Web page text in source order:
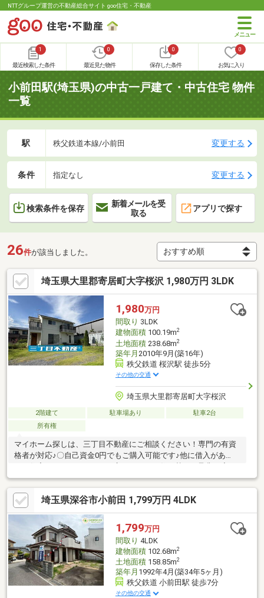
NTTグループ運営の不動産総合サイト goo住宅・不動産
1
最近検索した条件
0
最近見た物件
0
保存した条件
0
お気に入り
小前田駅(埼玉県)の中古一戸建て・中古住宅 物件
一覧
駅 秩父鉄道本線/小前田 変更する
条件 指定なし 変更する
検索条件を保存
新着メールを受
取る
アプリで探す
26件が該当しました。
埼玉県大里郡寄居町大字桜沢 1,980万円 3LDK
1,980万円
間取り 3LDK
建物面積100.19m2
土地面積238.68m2
築年月 2010年9月(築16年)
秩父鉄道 桜沢駅 徒歩5分
その他の交通
埼玉県大里郡寄居町大字桜沢
2階建て 駐車場あり
駐車2台
所有権
マイホーム探しは、三丁目不動産にご相談ください！専門の有資
格者が対応♪〇自己資金0円でもご購入可能です♪他に借入があ
相談下さい！お悩みやご相談お伺いします！〇一回で市場の全て
の物件をご紹介可能です♪未公開物件アリ！一回の電話で市場の全
ての見学可能です！〇三丁目不動産の強み！オンライン内見、IT
重説対応！LINE・メールにて24時間、365日対応可能！地域の多
くの金融機関との取引実績有。弁護士、その他士業と連携し専門
的なご相談も可能です。(株)三丁目不動産【048-578-4822】深谷
市小前田408-3
埼玉県深谷市小前田 1,799万円 4LDK
1,799万円
間取り 4LDK
建物面積102.68m2
土地面積158.85m2
築年月 1992年4月(築34年5ヶ月)
秩父鉄道 小前田駅 徒歩7分
その他の交通